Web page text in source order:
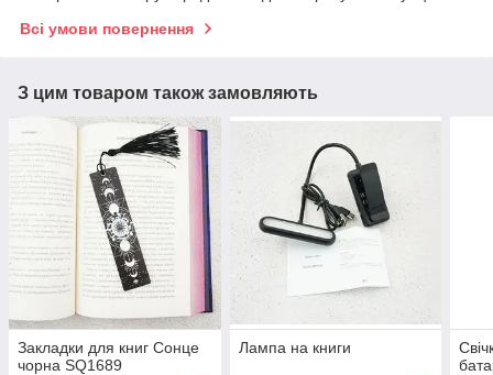
Всі умови повернення
З цим товаром також замовляють
Закладки для книг Сонце
чорна SQ1689
Лампа на книги